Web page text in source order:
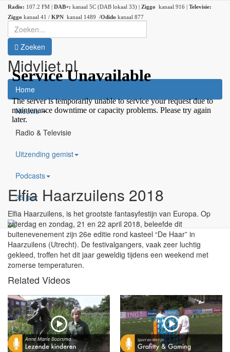
Radio: 107.2 FM | DAB+: kanaal 5C (DAB lokaal 33) | Ziggo kanaal 916 | Televisie:
Ziggo kanaal 41 / KPN kanaal 1489 /Odido kanaal 877
Midvliet.nl
×
Home
Nieuws
Radio & Televisie
Uitzending gemist
Podcasts
35 jaar
Zoeken
Elfia Haarzuilens 2018
Elfia Haarzuilens, is het grootste fantasyfestijn van Europa. Op
zaterdag en zondag, 21 en 22 april 2018, beleefde dit
buitenevenement zijn 26e editie rond kasteel “De Haar” in
Haarzuilens (Utrecht). De festivalgangers, vaak zeer luchtig
gekleed, troffen het dit jaar geweldig tijdens een weekend met
zomerse temperaturen.
Related Videos